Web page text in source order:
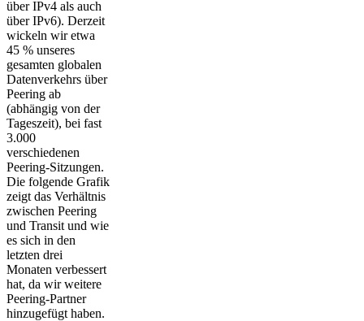
über IPv4 als auch
über IPv6). Derzeit
wickeln wir etwa
45 % unseres
gesamten globalen
Datenverkehrs über
Peering ab
(abhängig von der
Tageszeit), bei fast
3.000
verschiedenen
Peering-Sitzungen.
Die folgende Grafik
zeigt das Verhältnis
zwischen Peering
und Transit und wie
es sich in den
letzten drei
Monaten verbessert
hat, da wir weitere
Peering-Partner
hinzugefügt haben.